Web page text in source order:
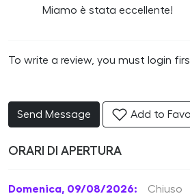
Miamo è stata eccellente!
To write a review, you must login
Send Message Add to
ORARI DI APERTURA
Domenica, 09/08/2026: Chiuso